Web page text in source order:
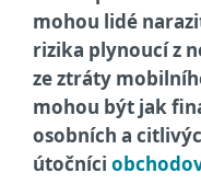
mohou lidé
rizika plynoucí z
ze ztráty
mohou být jak
osobních a
útočníci